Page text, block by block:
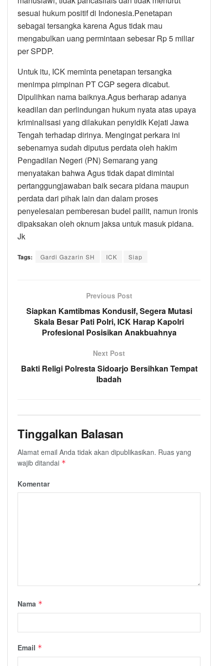
sesuai hukum positif di Indonesia.Penetapan
sebagai tersangka karena Agus tidak mau
mengabulkan uang permintaan sebesar Rp 5 miliar
per SPDP.
Untuk itu, ICK meminta penetapan tersangka
menimpa pimpinan PT CGP segera dicabut.
Dipulihkan nama baiknya.Agus berharap adanya
keadilan dan perlindungan hukum nyata atas upaya
kriminalisasi yang dilakukan penyidik Kejati Jawa
Tengah terhadap dirinya. Mengingat perkara ini
sebenarnya sudah diputus perdata oleh hakim
Pengadilan Negeri (PN) Semarang yang
menyatakan bahwa Agus tidak dapat dimintai
pertanggungjawaban baik secara pidana maupun
perdata dari pihak lain dan dalam proses
penyelesaian pemberesan budel pailit, namun ironis
dipaksakan oleh oknum jaksa untuk masuk pidana.
Jk
Tags: Gardi Gazarin SH ICK Siap
Previous Post
Siapkan Kamtibmas Kondusif, Segera Mutasi
Skala Besar Pati Polri, ICK Harap Kapolri
Profesional Posisikan Anakbuahnya
Next Post
Bakti Religi Polresta Sidoarjo Bersihkan Tempat
Ibadah
Tinggalkan Balasan
Alamat email Anda tidak akan dipublikasikan. Ruas yang
wajib ditandai *
Komentar
Nama *
Email *